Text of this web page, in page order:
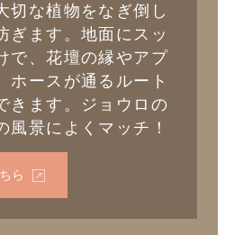
切な植物をなぎ倒し
ぎます。地面にスッ
で、花壇の縁やアプ
ホースが通るルート
きます。ジョウロの
風景によくマッチ！
ら